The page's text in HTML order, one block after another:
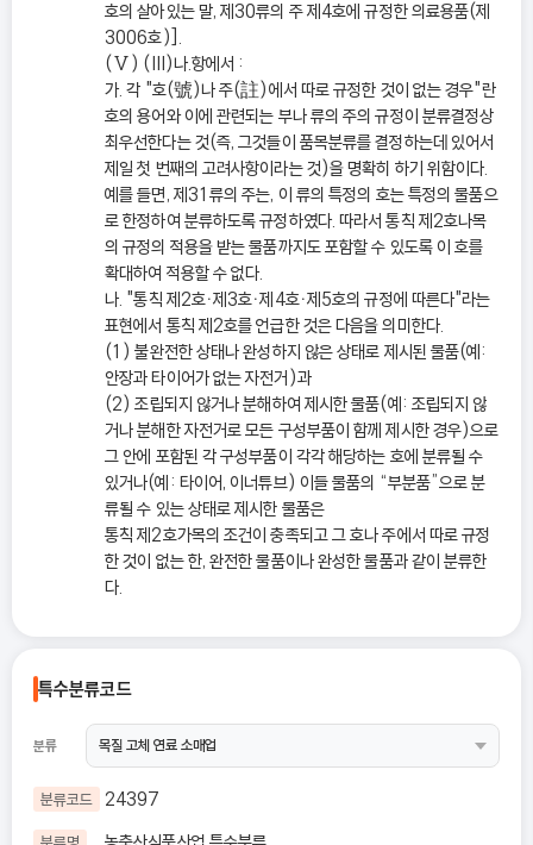
호의 살아있는 말, 제30류의 주 제4호에 규정한 의료용품(제
3006호)].
(Ⅴ) (III)나.항에서 :
가. 각 "호(號)나 주(註)에서 따로 규정한 것이 없는 경우"란
호의 용어와 이에 관련되는 부나 류의 주의 규정이 분류결정상
최우선한다는 것(즉, 그것들이 품목분류를 결정하는데 있어서
제일 첫 번째의 고려사항이라는 것)을 명확히 하기 위함이다.
예를 들면, 제31류의 주는, 이 류의 특정의 호는 특정의 물품으
로 한정하여 분류하도록 규정하였다. 따라서 통칙 제2호나목
의 규정의 적용을 받는 물품까지도 포함할 수 있도록 이 호를
확대하여 적용할 수 없다.
나. "통칙 제2호ㆍ제3호ㆍ제4호ㆍ제5호의 규정에 따른다"라는
표현에서 통칙 제2호를 언급한 것은 다음을 의미한다.
(1) 불완전한 상태나 완성하지 않은 상태로 제시된 물품(예:
안장과 타이어가 없는 자전거)과
(2) 조립되지 않거나 분해하여 제시한 물품(예: 조립되지 않
거나 분해한 자전거로 모든 구성부품이 함께 제시한 경우)으로
그 안에 포함된 각 구성부품이 각각 해당하는 호에 분류될 수
있거나(예: 타이어, 이너튜브) 이들 물품의 “부분품”으로 분
류될 수 있는 상태로 제시한 물품은
통칙 제2호가목의 조건이 충족되고 그 호나 주에서 따로 규정
한 것이 없는 한, 완전한 물품이나 완성한 물품과 같이 분류한
다.
특수분류코드
분류
분류코드 24397